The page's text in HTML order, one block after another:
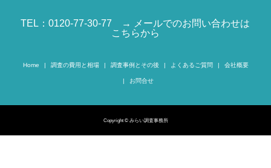
TEL：0120-77-30-77
→ メールでのお問い合わせは
こちらから
Home 調査の費用と相場 調査事例とその後 よくあるご質問 会社概要
お問合せ
Copyright © みらい調査事務所